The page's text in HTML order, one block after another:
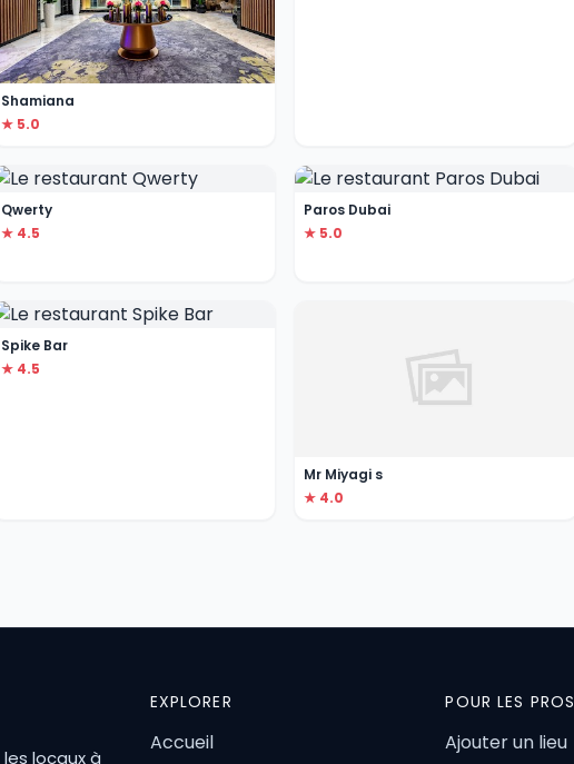
Shamiana
★ 5.0
Qwerty
★ 4.5
Paros Dubai
★ 5.0
Spike Bar
★ 4.5
Mr Miyagi s
★ 4.0
locaux à
EXPLORER
Accueil
POUR LES PROS
Ajouter un lieu